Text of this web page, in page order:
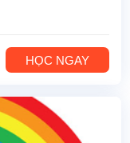
HỌC NGAY